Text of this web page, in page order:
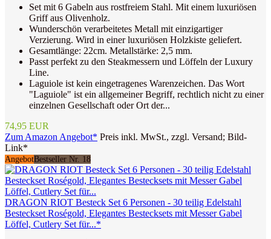
Set mit 6 Gabeln aus rostfreiem Stahl. Mit einem luxuriösen
Griff aus Olivenholz.
Wunderschön verarbeitetes Metall mit einzigartiger
Verzierung. Wird in einer luxuriösen Holzkiste geliefert.
Gesamtlänge: 22cm. Metallstärke: 2,5 mm.
Passt perfekt zu den Steakmessern und Löffeln der Luxury
Line.
Laguiole ist kein eingetragenes Warenzeichen. Das Wort
"Laguiole" ist ein allgemeiner Begriff, rechtlich nicht zu einer
einzelnen Gesellschaft oder Ort der...
74,95 EUR
Zum Amazon Angebot* Preis inkl. MwSt., zzgl. Versand; Bild-
Link*
AngebotBestseller Nr. 18
DRAGON RIOT Besteck Set 6 Personen - 30 teilig Edelstahl
Besteckset Roségold, Elegantes Bestecksets mit Messer Gabel
Löffel, Cutlery Set für...*